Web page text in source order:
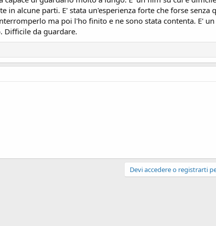
alcune parti. E' stata un'esperienza forte che forse senza
ma poi l'ho finito e ne sono stata contenta. E'
Difficile da guardare.
Devi accedere o registrarti